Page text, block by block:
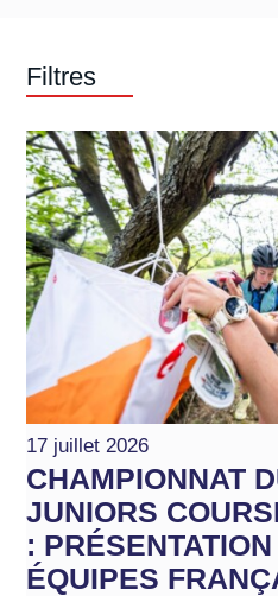
17 juillet 2026
CHAMPIONNAT
JUNIORS
:
ÉQUIPES
Filtres